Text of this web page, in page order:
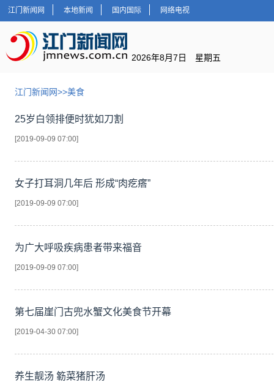
江门新闻网 本地新闻 国内国际 网络电视
2026年8月7日 星期五
江门新闻网>>美食
25岁白领排便时犹如刀割
[2019-09-09 07:00]
女子打耳洞几年后 形成“肉疙瘩”
[2019-09-09 07:00]
为广大呼吸疾病患者带来福音
[2019-09-09 07:00]
第七届崖门古兜水蟹文化美食节开幕
[2019-04-30 07:00]
养生靓汤 簕菜猪肝汤